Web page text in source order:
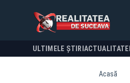
ULTIMELE ȘTIRI ACTUALITATE
Acasă